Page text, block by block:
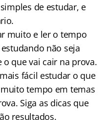
de estudar, e
muito e ler o tempo
não seja
o que vai cair na prova.
fácil estudar o que
tempo em temas
Siga as dicas que
resultados.